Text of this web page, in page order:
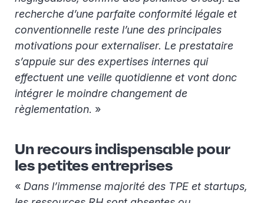
recherche d’une parfaite conformité légale et
conventionnelle reste l’une des principales
motivations pour externaliser. Le prestataire
s’appuie sur des expertises internes qui
effectuent une veille quotidienne et vont donc
intégrer le moindre changement de
règlementation. »
Un recours indispensable pour
les petites entreprises
« Dans l’immense majorité des TPE et startups,